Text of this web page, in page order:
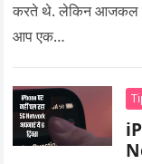
करते थे. लेकिन आजकल
आप एक…